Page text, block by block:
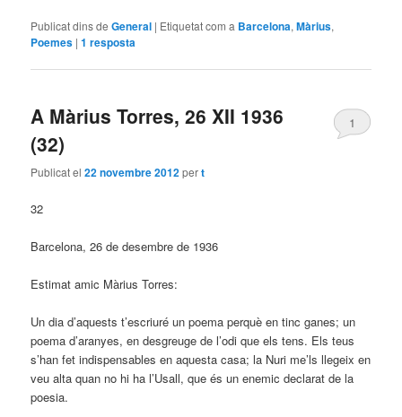
Publicat dins de General | Etiquetat com a Barcelona,Màrius,
Poemes |1 resposta
A Màrius Torres, 26 XII 1936
(32)
Publicat el22 novembre 2012pert
1
32
Barcelona, 26 de desembre de 1936
Estimat amic Màrius Torres:
Un dia d’aquests t’escriuré un poema perquè en tinc ganes; un
poema d’aranyes, en desgreuge de l’odi que els tens. Els teus
s’han fet indispensables en aquesta casa; la Nuri me’ls llegeix en
veu alta quan no hi ha l’Usall, que és un enemic declarat de la
poesia.